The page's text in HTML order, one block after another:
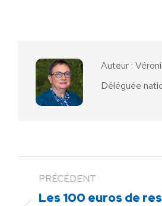
Auteur :
Déléguée
PRÉCÉDENT
Les 100 euros de